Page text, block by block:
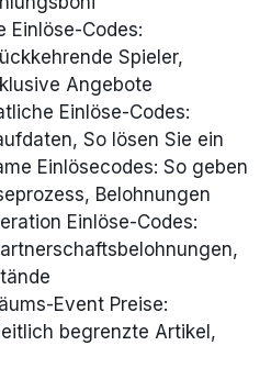
Einlöse-Codes:
Spieler,
Angebote
Einlöse-Codes:
So lösen Sie ein
Einlösecodes: So geben
Belohnungen
Einlöse-Codes:
Event Preise:
begrenzte Artikel,